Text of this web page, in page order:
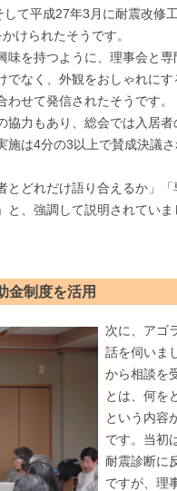
て平成27年3月に耐震改修
けられたそうです。
を持つように、理事会と専
でなく、外観をおしゃれに
せて発信されたそうです。
力もあり、総会では入居者
施は4分の3以上で賛成決議
どれだけ語り合えるか」「
と、強調して説明されていま
金制度を活用
次に、アゴ
話を伺いま
から相談を
とは、何を
という内容
です。当初
耐震診断に
ですが、理